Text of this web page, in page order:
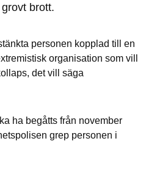
brott.
personen kopplad till en
organisation som vill
det vill säga
ha begåtts från november
grep personen i